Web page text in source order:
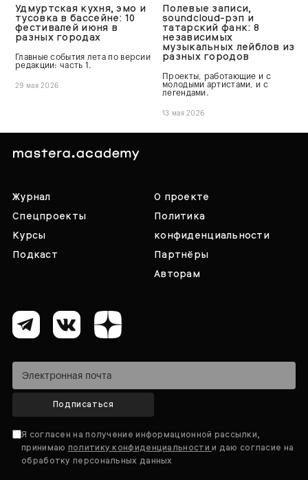
Удмуртская кухня, эмо и
тусовка в бассейне: 10
фестивалей июня в
разных городах
Главные события лета по версии
редакции: часть 1.
29 мая 2026
Полевые записи,
soundcloud-рэп и
татарский фанк: 8
независимых
музыкальных лейблов из
разных городов
Проекты, работающие и с
молодыми артистами, и с
легендами.
13 мая 2026
Журнал
Спецпроекты
Курсы
Подкаст
О проекте
Политика
конфиденциальности
Партнёры
Авторам
Подписаться
Я согласен на получение информационной рассылки,
принимаю политику конфиденциальностии даю согласие на
обработку персональных данных